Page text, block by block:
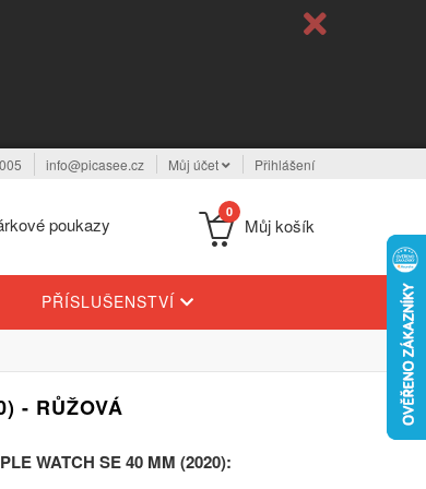
info@picasee.cz Můj účet Přihlášení
poukazy
0
Můj košík
PŘÍSLUŠENSTVÍ
- RŮŽOVÁ
WATCH SE 40 MM (2020):